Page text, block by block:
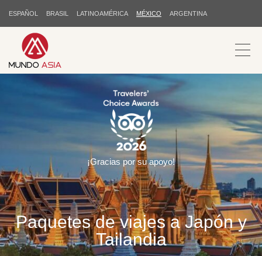
ESPAÑOL BRASIL LATINOAMÉRICA MÉXICO ARGENTINA
Paquetes de viajes a Japón y
Tailandia
¡Gracias por su apoyo!